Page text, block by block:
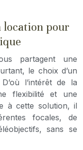
location pour
partagent une
le choix d’un
l’intérêt de la
flexibilité et une
à cette solution, il
focales, de
sans se